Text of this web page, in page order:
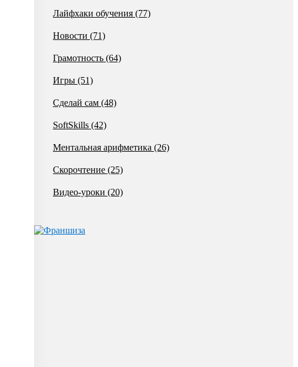
Лайфхаки обучения (77)
Новости (71)
Грамотность (64)
Игры (51)
Сделай сам (48)
SoftSkills (42)
Ментальная арифметика (26)
Скорочтение (25)
Видео-уроки (20)